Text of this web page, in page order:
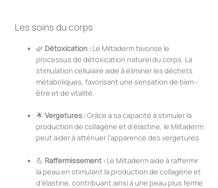
Les soins du corps
🌿 Détoxication :Le Miltaderm favorise le
processus de détoxication naturel du corps. La
stimulation cellulaire aide à éliminer les déchets
métaboliques, favorisant une sensation de bien-
être et de vitalité.
🌟 Vergetures :Grâce à sa capacité à stimuler la
production de collagène et d’élastine, le Miltaderm
peut aider à atténuer l’apparence des vergetures.
💪 Raffermissement :Le Miltaderm aide à raffermir
la peau en stimulant la production de collagène et
d’élastine, contribuant ainsi à une peau plus ferme